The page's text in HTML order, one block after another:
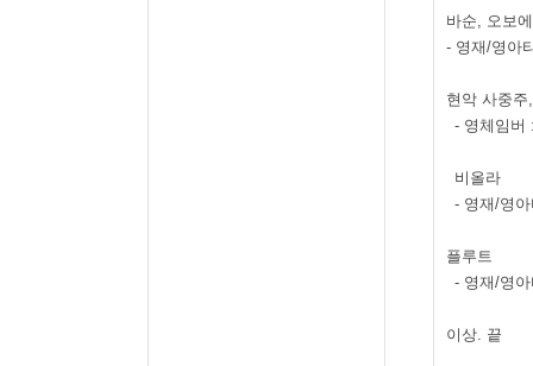
바순, 오보에
- 영재/영아
현악 사중주
- 영체임버
비올라
- 영재/영
플루트
- 영재/영
이상. 끝